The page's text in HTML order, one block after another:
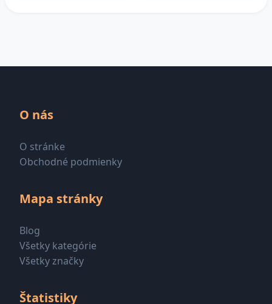
O nás
O stránke
Obchodné podmienky
Mapa stránky
Blog
Všetky kategórie
Všetky značky
Štatistiky